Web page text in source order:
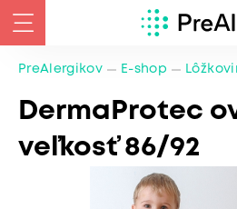
PreAlergikov E-shop
DermaProtec
veľkosť 86/92